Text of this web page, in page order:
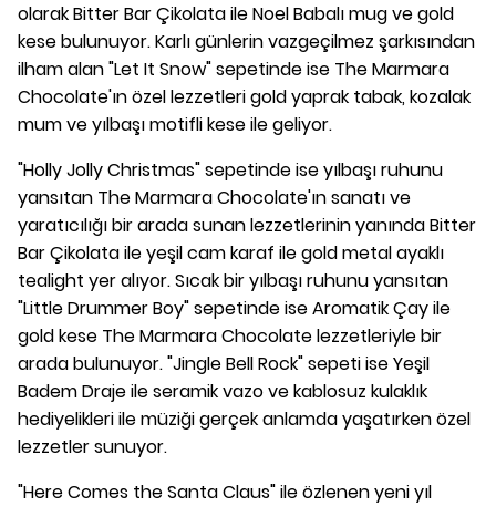
olarak Bitter Bar Çikolata ile Noel Babalı mug ve gold
kese bulunuyor. Karlı günlerin vazgeçilmez şarkısından
ilham alan "Let It Snow" sepetinde ise The Marmara
Chocolate'ın özel lezzetleri gold yaprak tabak, kozalak
mum ve yılbaşı motifli kese ile geliyor.
"Holly Jolly Christmas" sepetinde ise yılbaşı ruhunu
yansıtan The Marmara Chocolate'ın sanatı ve
yaratıcılığı bir arada sunan lezzetlerinin yanında Bitter
Bar Çikolata ile yeşil cam karaf ile gold metal ayaklı
tealight yer alıyor. Sıcak bir yılbaşı ruhunu yansıtan
"Little Drummer Boy" sepetinde ise Aromatik Çay ile
gold kese The Marmara Chocolate lezzetleriyle bir
arada bulunuyor. "Jingle Bell Rock" sepeti ise Yeşil
Badem Draje ile seramik vazo ve kablosuz kulaklık
hediyelikleri ile müziği gerçek anlamda yaşatırken özel
lezzetler sunuyor.
"Here Comes the Santa Claus" ile özlenen yeni yıl